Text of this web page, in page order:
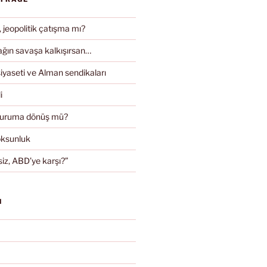
çatışma mı?
savaşa kalkışırsan…
ve Alman sendikaları
dönüş mü?
ABD’ye karşı?”